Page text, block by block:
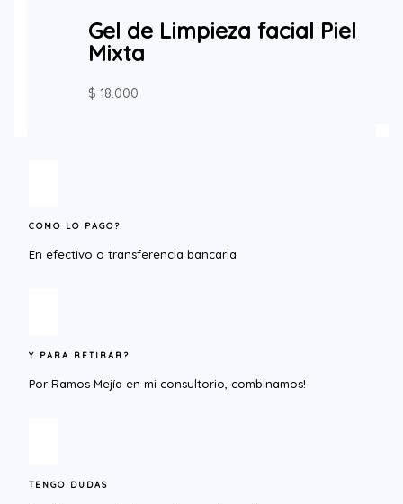
Gel de Limpieza facial Piel
Mixta
$ 18.000
COMO LO PAGO?
En efectivo o transferencia bancaria
Y PARA RETIRAR?​
Por Ramos Mejía en mi consultorio, combinamos!
TENGO DUDAS